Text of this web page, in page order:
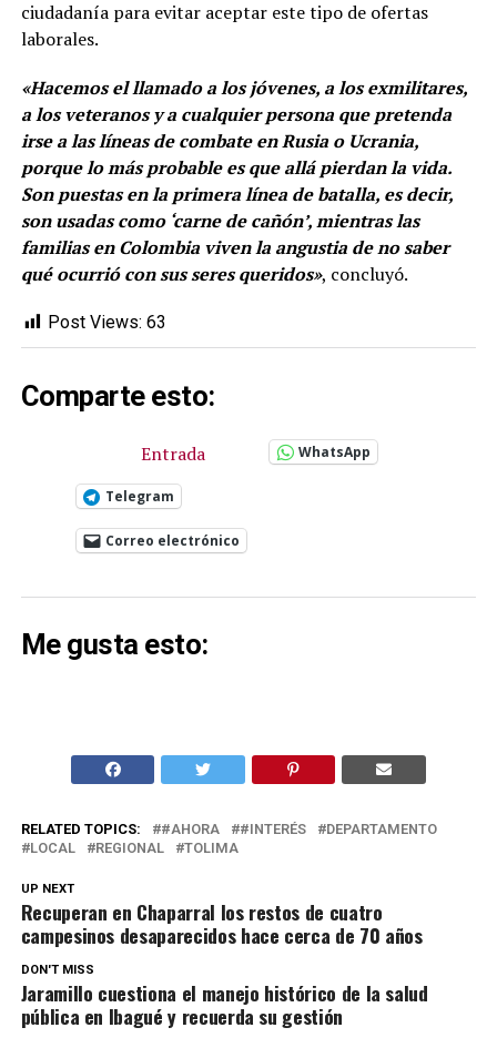
ciudadanía para evitar aceptar este tipo de ofertas
laborales.
«Hacemos el llamado a los jóvenes, a los exmilitares,
a los veteranos y a cualquier persona que pretenda
irse a las líneas de combate en Rusia o Ucrania,
porque lo más probable es que allá pierdan la vida.
Son puestas en la primera línea de batalla, es decir,
son usadas como ‘carne de cañón’, mientras las
familias en Colombia viven la angustia de no saber
qué ocurrió con sus seres queridos», concluyó.
Post Views: 63
Comparte esto:
Entrada WhatsApp
Telegram
Correo electrónico
Me gusta esto:
RELATED TOPICS: #AHORA #INTERÉS
DEPARTAMENTO
LOCAL
REGIONAL TOLIMA
UP NEXT
Recuperan en Chaparral los restos de cuatro
campesinos desaparecidos hace cerca de 70 años
DON'T MISS
Jaramillo cuestiona el manejo histórico de la salud
pública en Ibagué y recuerda su gestión